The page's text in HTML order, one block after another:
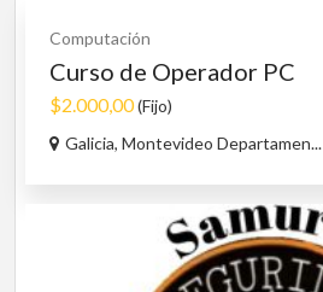
Computación
Curso de Operador PC
$2.000,00(Fijo)
Galicia, Montevideo Departamen...